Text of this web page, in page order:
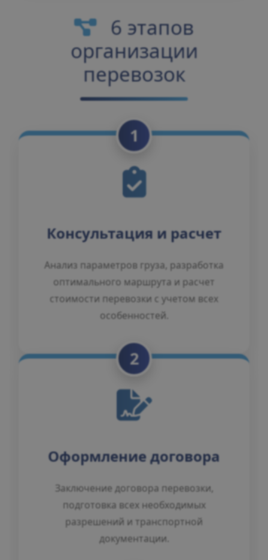
6 этапов
организации
перевозок
1
Консультация и расчет
Анализ параметров груза, разработка
оптимального маршрута и расчет
стоимости перевозки с учетом всех
особенностей.
2
Оформление договора
Заключение договора перевозки,
подготовка всех необходимых
разрешений и транспортной
документации.